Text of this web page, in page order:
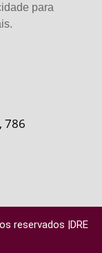
para
786
reservados |DRE